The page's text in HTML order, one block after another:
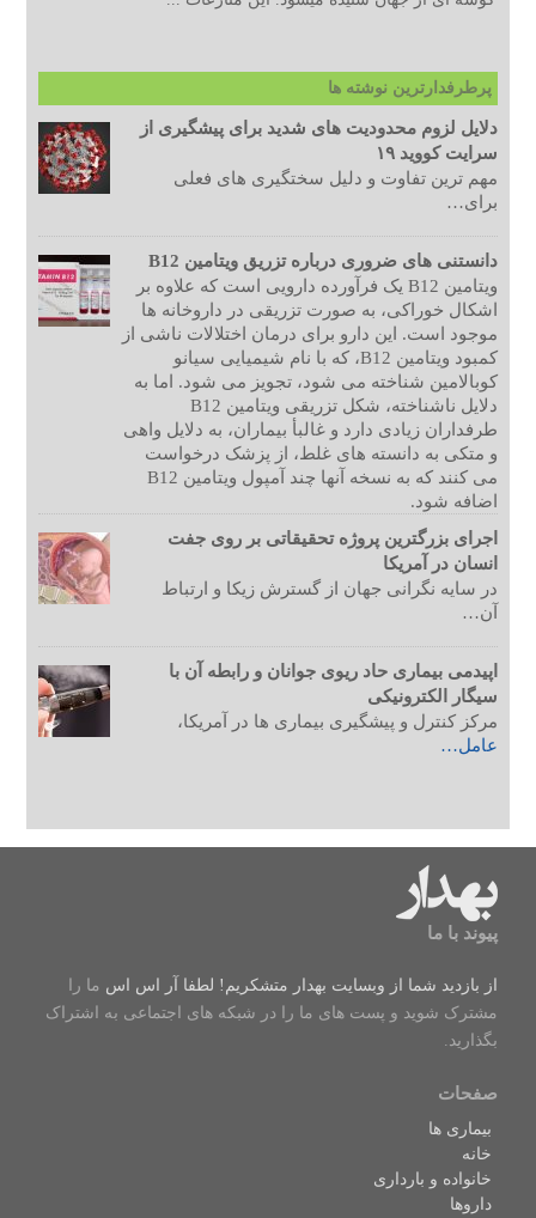
پرطرفدارترین نوشته ها
دلایل لزوم محدودیت های شدید برای پیشگیری از
سرایت کووید ۱۹
مهم ترین تفاوت و دلیل سختگیری های فعلی
برای…
دانستنی های ضروری درباره تزریق ویتامین B12
ویتامین B12 یک فرآورده دارویی است که علاوه بر
اشکال خوراکی، به صورت تزریقی در داروخانه ها
موجود است. این دارو برای درمان اختلالات ناشی از
کمبود ویتامین B12، که با نام شیمیایی سیانو
کوبالامین شناخته می شود، تجویز می شود. اما به
دلایل ناشناخته، شکل تزریقی ویتامین B12
طرفداران زیادی دارد و غالبأ بیماران، به دلایل واهی
و متکی به دانسته های غلط، از پزشک درخواست
می کنند که به نسخه آنها چند آمپول ویتامین B12
اضافه شود.
اجرای بزرگترین پروژه تحقیقاتی بر روی جفت
انسان در آمریکا
در سایه نگرانی جهان از گسترش زیکا و ارتباط
آن…
اپیدمی بیماری حاد ریوی جوانان و رابطه آن با
سیگار الکترونیکی
مرکز کنترل و پیشگیری بیماری ها در آمریکا،
عامل…
پیوند با ما
از بازدید شما از وبسایت بهدار متشکریم! لطفا آر اس اس ما را
مشترک شوید و پست های ما را در شبکه های اجتماعی به اشتراک
بگذارید.
صفحات
بیماری ها
خانه
خانواده و بارداری
داروها